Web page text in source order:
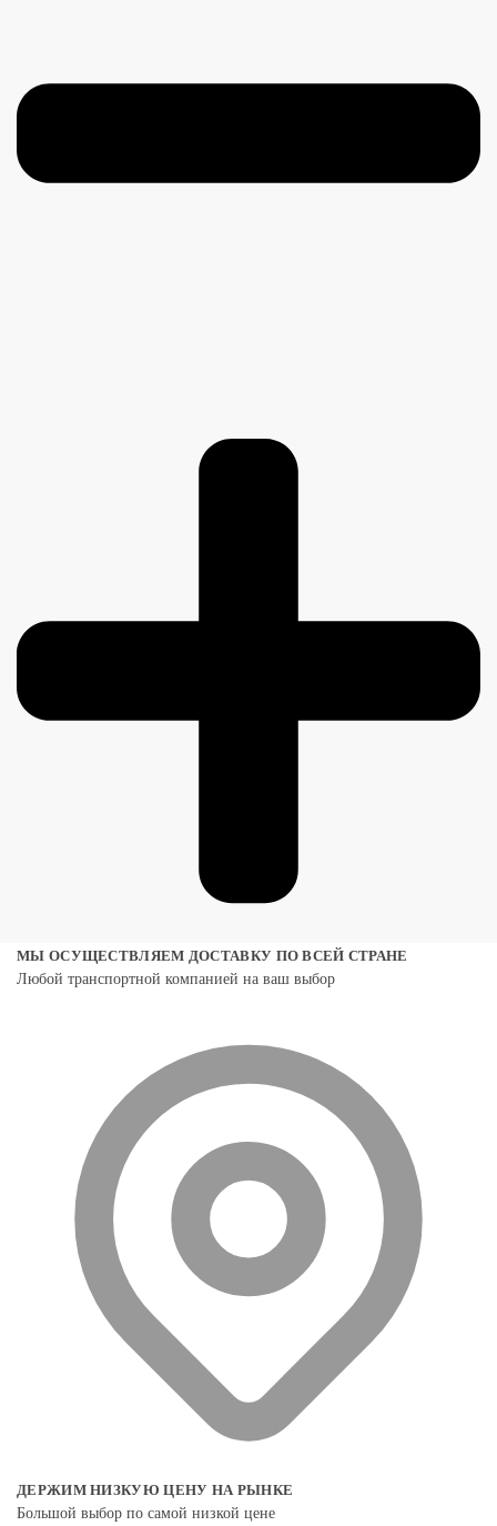
МЫ ОСУЩЕСТВЛЯЕМ ДОСТАВКУ ПО ВСЕЙ СТРАНЕ
Любой транспортной компанией на ваш выбор
ДЕРЖИМ НИЗКУЮ ЦЕНУ НА РЫНКЕ
Большой выбор по самой низкой цене